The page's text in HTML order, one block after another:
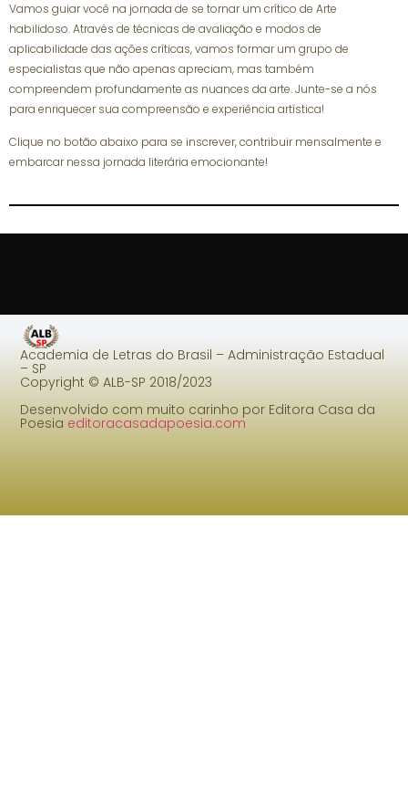
Vamos guiar você na jornada de se tornar um crítico de Arte
habilidoso. Através de técnicas de avaliação e modos de
aplicabilidade das ações críticas, vamos formar um grupo de
especialistas que não apenas apreciam, mas também
compreendem profundamente as nuances da arte. Junte-se a nós
para enriquecer sua compreensão e experiência artística!
Clique no botão abaixo para se inscrever, contribuir mensalmente e
embarcar nessa jornada literária emocionante!
Academia de Letras do Brasil – Administração Estadual
– SP
Copyright © ALB-SP 2018/2023
Desenvolvido com muito carinho por Editora Casa da
Poesia editoracasadapoesia.com